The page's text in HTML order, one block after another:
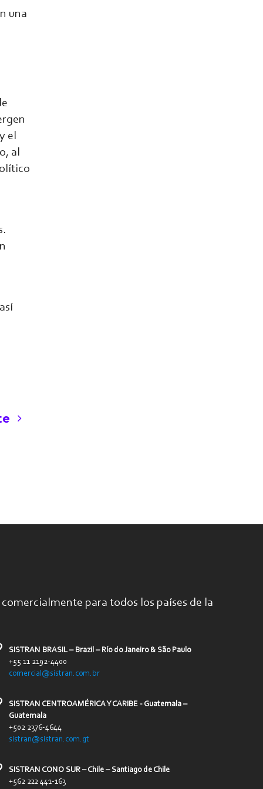
una
el
al
para todos los países de la
SISTRAN BRASIL – Brazil – Río do Janeiro & São Paulo
+55 11 2192-4400
comercial@sistran.com.br
SISTRAN CENTROAMÉRICA Y CARIBE - Guatemala –
Guatemala
+502 2376-4644
sistran@sistran.com.gt
SISTRAN CONO SUR – Chile – Santiago de Chile
+562 222 441-163